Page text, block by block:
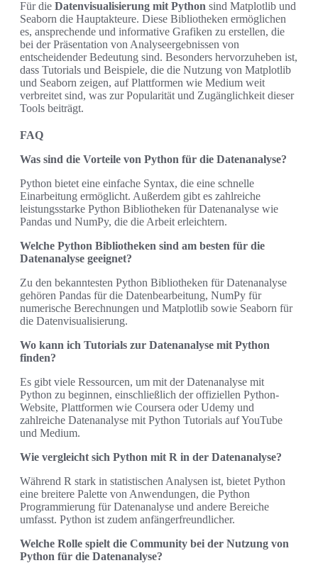
Für die Datenvisualisierung mit Python sind Matplotlib und
Seaborn die Hauptakteure. Diese Bibliotheken ermöglichen
es, ansprechende und informative Grafiken zu erstellen, die
bei der Präsentation von Analyseergebnissen von
entscheidender Bedeutung sind. Besonders hervorzuheben ist,
dass Tutorials und Beispiele, die die Nutzung von Matplotlib
und Seaborn zeigen, auf Plattformen wie Medium weit
verbreitet sind, was zur Popularität und Zugänglichkeit dieser
Tools beiträgt.
FAQ
Was sind die Vorteile von Python für die Datenanalyse?
Python bietet eine einfache Syntax, die eine schnelle
Einarbeitung ermöglicht. Außerdem gibt es zahlreiche
leistungsstarke Python Bibliotheken für Datenanalyse wie
Pandas und NumPy, die die Arbeit erleichtern.
Welche Python Bibliotheken sind am besten für die
Datenanalyse geeignet?
Zu den bekanntesten Python Bibliotheken für Datenanalyse
gehören Pandas für die Datenbearbeitung, NumPy für
numerische Berechnungen und Matplotlib sowie Seaborn für
die Datenvisualisierung.
Wo kann ich Tutorials zur Datenanalyse mit Python
finden?
Es gibt viele Ressourcen, um mit der Datenanalyse mit
Python zu beginnen, einschließlich der offiziellen Python-
Website, Plattformen wie Coursera oder Udemy und
zahlreiche Datenanalyse mit Python Tutorials auf YouTube
und Medium.
Wie vergleicht sich Python mit R in der Datenanalyse?
Während R stark in statistischen Analysen ist, bietet Python
eine breitere Palette von Anwendungen, die Python
Programmierung für Datenanalyse und andere Bereiche
umfasst. Python ist zudem anfängerfreundlicher.
Welche Rolle spielt die Community bei der Nutzung von
Python für die Datenanalyse?